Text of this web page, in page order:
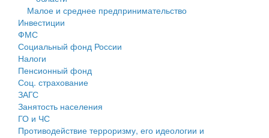
Фотоальбом
Проекты административных регламентов
Антимонопольный комплаенс
Противодействие коррупции
среднего предпринимательства
Муниципальные программы
Контрольно-счетная палата
Персональные данные
Оценка регулирующего воздействия
Малое и среднее предпринимательство
Инвестиции
ФМС
Социальный фонд России
Налоги
Пенсионный фонд
Соц. страхование
ЗАГС
Занятость населения
ГО и ЧС
Противодействие терроризму, его идеологии и